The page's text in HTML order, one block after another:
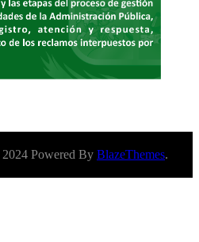
Powered By BlazeThemes.